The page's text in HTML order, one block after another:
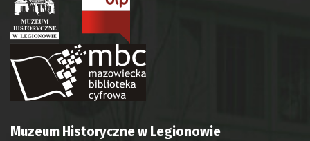
Muzeum Historyczne w Legionowie